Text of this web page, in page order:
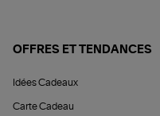
OFFRES ET TENDANCES
Idées Cadeaux
Carte Cadeau